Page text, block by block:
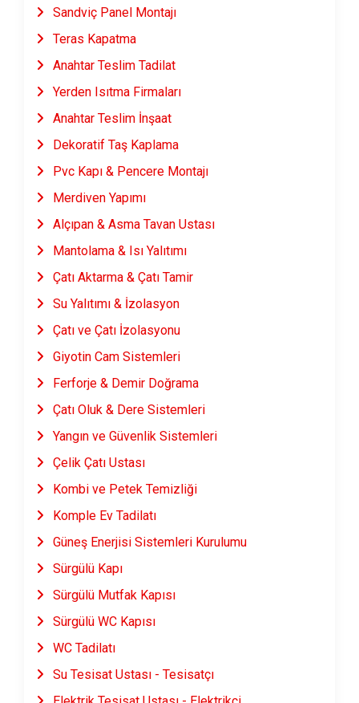
Sandviç Panel Montajı
Teras Kapatma
Anahtar Teslim Tadilat
Yerden Isıtma Firmaları
Anahtar Teslim İnşaat
Dekoratif Taş Kaplama
Pvc Kapı & Pencere Montajı
Merdiven Yapımı
Alçıpan & Asma Tavan Ustası
Mantolama & Isı Yalıtımı
Çatı Aktarma & Çatı Tamir
Su Yalıtımı & İzolasyon
Çatı ve Çatı İzolasyonu
Giyotin Cam Sistemleri
Ferforje & Demir Doğrama
Çatı Oluk & Dere Sistemleri
Yangın ve Güvenlik Sistemleri
Çelik Çatı Ustası
Kombi ve Petek Temizliği
Komple Ev Tadilatı
Güneş Enerjisi Sistemleri Kurulumu
Sürgülü Kapı
Sürgülü Mutfak Kapısı
Sürgülü WC Kapısı
WC Tadilatı
Su Tesisat Ustası - Tesisatçı